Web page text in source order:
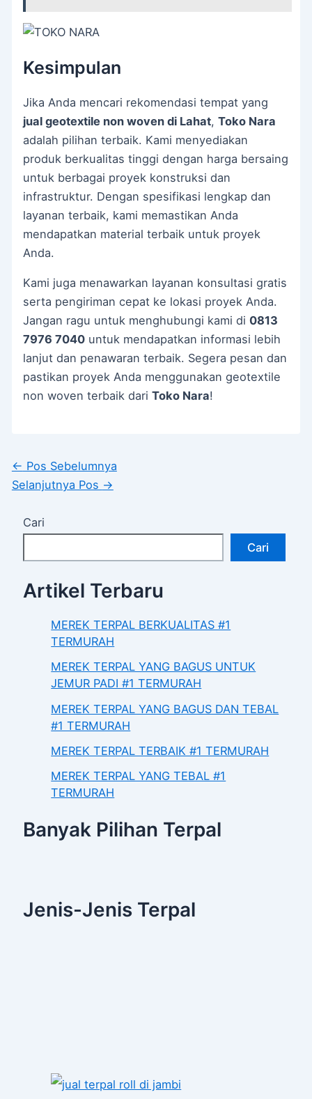
Kesimpulan
Jika Anda mencari rekomendasi tempat yang
jual geotextile non woven di Lahat,Toko Nara
adalah pilihan terbaik. Kami menyediakan
produk berkualitas tinggi dengan harga bersaing
untuk berbagai proyek konstruksi dan
infrastruktur. Dengan spesifikasi lengkap dan
layanan terbaik, kami memastikan Anda
mendapatkan material terbaik untuk proyek
Anda.
Kami juga menawarkan layanan konsultasi gratis
serta pengiriman cepat ke lokasi proyek Anda.
Jangan ragu untuk menghubungi kami di0813
7976 7040 untuk mendapatkan informasi lebih
lanjut dan penawaran terbaik. Segera pesan dan
pastikan proyek Anda menggunakan geotextile
non woven terbaik dariToko Nara!
← Pos Sebelumnya
Selanjutnya Pos →
Cari
Cari
Artikel Terbaru
MEREK TERPAL BERKUALITAS #1
TERMURAH
MEREK TERPAL YANG BAGUS UNTUK
JEMUR PADI #1 TERMURAH
MEREK TERPAL YANG BAGUS DAN TEBAL
#1 TERMURAH
MEREK TERPAL TERBAIK #1 TERMURAH
MEREK TERPAL YANG TEBAL #1
TERMURAH
Banyak Pilihan Terpal
Jenis-Jenis Terpal